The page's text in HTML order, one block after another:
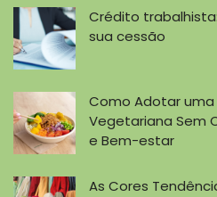
Crédito
sua cessão
Como Adotar
Vegetariana Sem
e Bem-estar
As Cores